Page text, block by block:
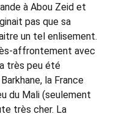
à Abou Zeid et
pas que sa
un tel enlisement.
affrontement avec
très peu été
la France
du Mali (seulement
très cher. La